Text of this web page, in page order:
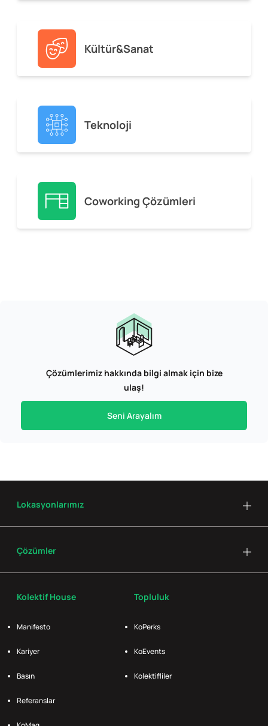
Kültür&Sanat
Teknoloji
Coworking Çözümleri
Çözümlerimiz hakkında bilgi almak için bize
ulaş!
Seni Arayalım
Kolektif House
Manifesto
Kariyer
Basın
Referanslar
Topluluk
KoPerks
KoEvents
Kolektifliler
Lokasyonlarımız
Çözümler